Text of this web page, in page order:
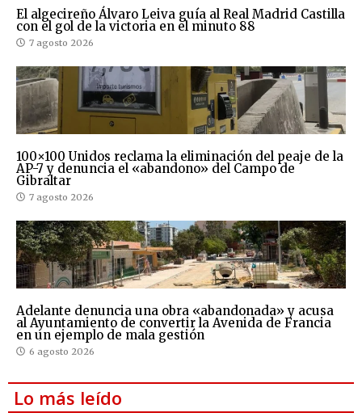
El algecireño Álvaro Leiva guía al Real Madrid Castilla
con el gol de la victoria en el minuto 88
7 agosto 2026
100×100 Unidos reclama la eliminación del peaje de la
AP-7 y denuncia el «abandono» del Campo de
Gibraltar
7 agosto 2026
Adelante denuncia una obra «abandonada» y acusa
al Ayuntamiento de convertir la Avenida de Francia
en un ejemplo de mala gestión
6 agosto 2026
Lo más leído